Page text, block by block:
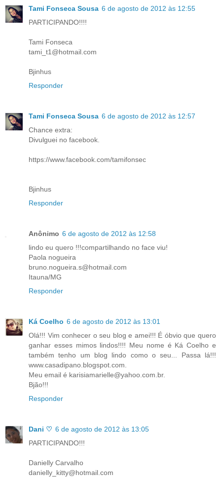
Tami Fonseca Sousa 6 de agosto de 2012 às 12:55
PARTICIPANDO!!!!
Tami Fonseca
tami_t1@hotmail.com
Bjinhus
Responder
Tami Fonseca Sousa 6 de agosto de 2012 às 12:57
Chance extra:
Divulguei no facebook.
https://www.facebook.com/tamifonsec
Bjinhus
Responder
Anônimo 6 de agosto de 2012 às 12:58
lindo eu quero !!!compartilhando no face viu!
Paola nogueira
bruno.nogueira.s@hotmail.com
Itauna/MG
Responder
Ká Coelho 6 de agosto de 2012 às 13:01
Olá!!! Vim conhecer o seu blog e amei!!! É óbvio que quero
ganhar esses mimos lindos!!!! Meu nome é Ká Coelho e
também tenho um blog lindo como o seu... Passa lá!!!
www.casadipano.blogspot.com.
Meu email é karisiamarielle@yahoo.com.br.
Bjão!!!
Responder
Dani ♡ 6 de agosto de 2012 às 13:05
PARTICIPANDO!!!
Danielly Carvalho
danielly_kitty@hotmail.com